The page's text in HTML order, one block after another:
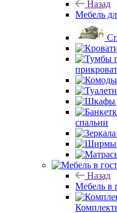
Назад
Мебель
спальни
Назад
Мебель в